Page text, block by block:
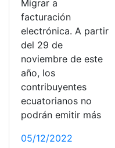
Migrar a
facturación
electrónica. A partir
del 29 de
noviembre de este
año, los
contribuyentes
ecuatorianos no
podrán emitir más
05/12/2022